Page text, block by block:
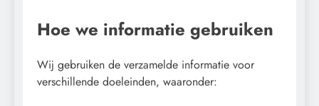
Hoe we informatie gebruiken
Wij gebruiken de verzamelde informatie voor
verschillende doeleinden, waaronder: